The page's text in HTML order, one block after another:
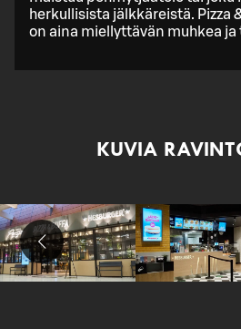
herkullisista jälkkäreistä. Pizza
on aina miellyttävän muhkea ja
KUVIA